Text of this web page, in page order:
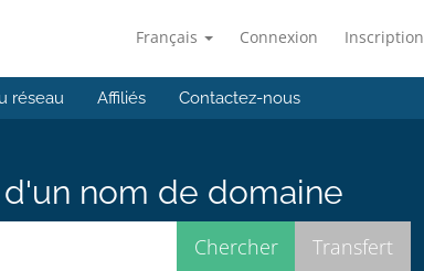
Français Connexion Inscription
réseau Affiliés Contactez-nous
nom de domaine